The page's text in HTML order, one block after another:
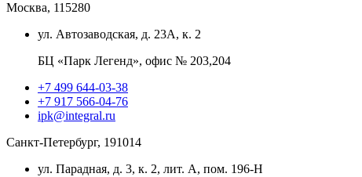
Москва, 115280
ул. Автозаводская, д. 23А, к. 2
БЦ «Парк Легенд», офис № 203,204
+7 499 644-03-38
+7 917 566-04-76
ipk@integral.ru
Санкт-Петербург, 191014
ул. Парадная, д. 3, к. 2, лит. А, пом. 196-Н